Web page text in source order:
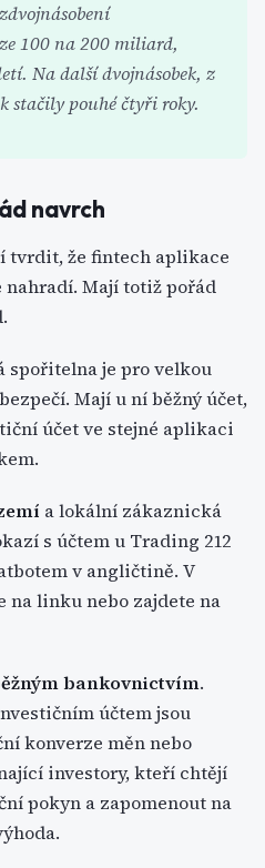
100 na 200 miliard,
Na další dvojnásobek, z
stačily pouhé čtyři roky.
navrch
tvrdit, že fintech aplikace
Mají totiž pořád
spořitelna je pro velkou
Mají u ní běžný účet,
účet ve stejné aplikaci
a lokální zákaznická
s účtem u Trading 212
v angličtině. V
na linku nebo zajdete na
bankovnictvím.
účtem jsou
konverze měn nebo
investory, kteří chtějí
pokyn a zapomenout na